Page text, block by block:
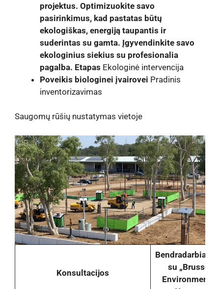
projektus. Optimizuokite savo
pasirinkimus, kad pastatas būtų
ekologiškas, energiją taupantis ir
suderintas su gamta. Įgyvendinkite savo
ekologinius siekius su profesionalia
pagalba. Etapas Ekologinė intervencija
Poveikis biologinei įvairovei Pradinis
inventorizavimas
Saugomų rūšių nustatymas vietoje
Konsultacijos
su „Brussels
Environment“